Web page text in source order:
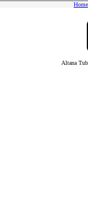
Home
Altana